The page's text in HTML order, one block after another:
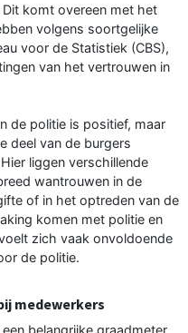
Dit komt overeen met het
volgens soortgelijke
voor de Statistiek (CBS),
van het vertrouwen in
de politie is positief, maar
deel van de burgers
liggen verschillende
wantrouwen in de
of in het optreden van de
komen met politie en
zich vaak onvoldoende
de politie.
medewerkers
belangrijke graadmeter